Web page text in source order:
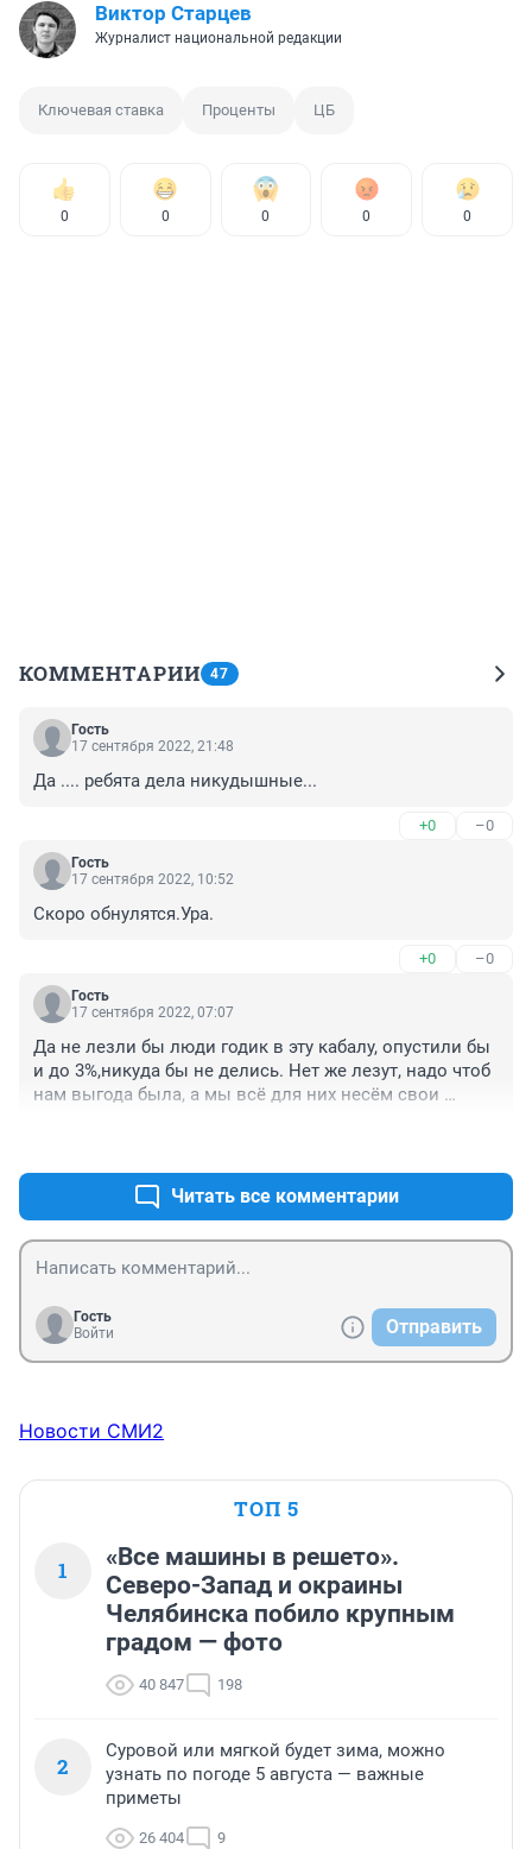
Виктор Старцев
Журналист национальной редакции
Ключевая ставка Проценты ЦБ
0 0 0 0 0
КОММЕНТАРИИ 47
Гость
17 сентября 2022, 21:48
Да .... ребята дела никудышные...
+0 –0
Гость
17 сентября 2022, 10:52
Скоро обнулятся.Ура.
+0 –0
Гость
17 сентября 2022, 07:07
Да не лезли бы люди годик в эту кабалу, опустили бы
и до 3%,никуда бы не делись. Нет же лезут, надо чтоб
нам выгода была, а мы всё для них несём свои
Читать все комментарии
Гость
Войти
Отправить
Новости СМИ2
ТОП 5
1
«Все машины в решето».
Северо-Запад и окраины
Челябинска побило крупным
градом — фото
40 847 198
2
Суровой или мягкой будет зима, можно
узнать по погоде 5 августа — важные
приметы
26 404 9